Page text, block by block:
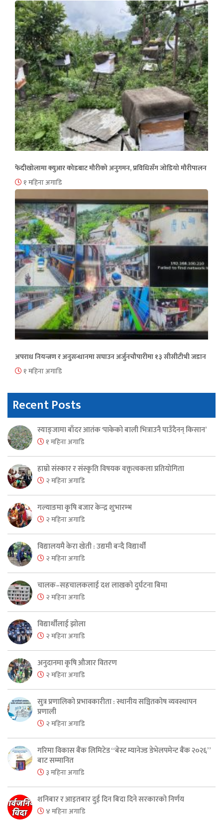
फेदीखोलामा क्युआर कोडबाट मौरीको अनुगमन, प्रविधिसँग जोडियो मौरीपालन
१ महिना अगाडि
अपराध नियन्त्रण र अनुसन्धानमा सघाउन अर्जुनचौपारीमा १३ सीसीटीभी जडान
१ महिना अगाडि
Recent Posts
स्याङ्जामा बाँदर आतंक ‘पाकेको बाली भित्राउनै पाउँदैनन् किसान’
१ महिना अगाडि
हाम्रो संस्कार र संस्कृति विषयक वक्तृत्वकला प्रतियोगिता
२ महिना अगाडि
गल्याङमा कृषि बजार केन्द्र शुभारम्भ
२ महिना अगाडि
विद्यालयमै केरा खेती : उद्यमी बन्दै विद्यार्थी
२ महिना अगाडि
चालक–सहचालकलाई दश लाखको दुर्घटना बिमा
२ महिना अगाडि
विद्यार्थीलाई झोला
२ महिना अगाडि
अनुदानमा कृषि औजार वितरण
२ महिना अगाडि
सुत्र प्रणालिको प्रभावकारीता : स्थानीय सञ्चितकोष व्यवस्थापन
प्रणाली
२ महिना अगाडि
गरिमा विकास बैंक लिमिटेड “बेस्ट म्यानेज्ड डेभेलपमेन्ट बैंक २०२६”
बाट सम्मानित
३ महिना अगाडि
शनिबार र आइतबार दुई दिन बिदा दिने सरकारको निर्णय
४ महिना अगाडि